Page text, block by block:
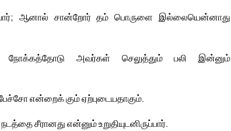
ஆனால் சான்றோர் தம் பொருளை இல்லையென்னாது
நோக்கத்தோடு அவர்கள் செலுத்தும் பலி இன்னும்
என்றைக் கும் ஏற்புடையதாகும்.
சீரானது என்னும் உறுதியுடனிருப்பார்.